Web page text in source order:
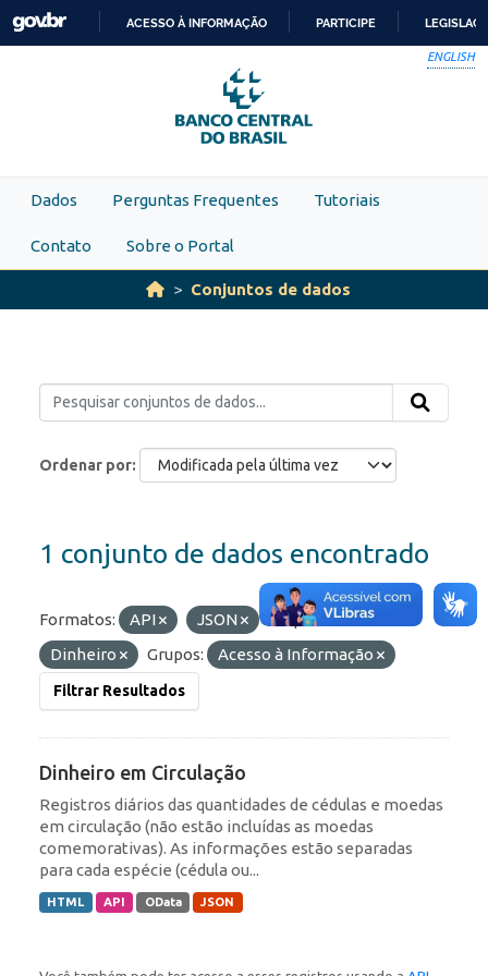
Skip to main content
PARA
O
CONTEÚDO
ACESSO À INFORMAÇÃO PARTICIPE
ENGLISH
Dados Perguntas Frequentes Tutoriais
Contato Sobre o Portal
Conjuntos de dados
Ordenar por
1 conjunto de dados encontrado
Formatos: API JSON
Etiquetas:
Dinheiro
Grupos: Acesso à Informação
Filtrar Resultados
Dinheiro em Circulação
Registros diários das quantidades de cédulas e moedas
em circulação (não estão incluídas as moedas
comemorativas). As informações estão separadas
para cada espécie (cédula ou...
HTML API OData JSON